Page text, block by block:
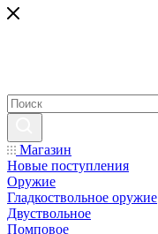
Магазин
Новые поступления
Оружие
Гладкоствольное оружие
Двуствольное
Помповое